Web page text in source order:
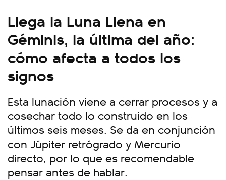
Llega la Luna Llena en
Géminis, la última del año:
cómo afecta a todos los
signos
Esta lunación viene a cerrar procesos y a
cosechar todo lo construido en los
últimos seis meses. Se da en conjunción
con Júpiter retrógrado y Mercurio
directo, por lo que es recomendable
pensar antes de hablar.